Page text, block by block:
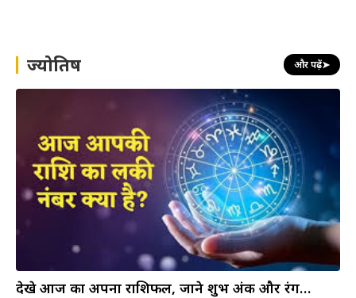
h ज्योतिष और पढ़ें➤
देखे आज का अपना राशिफल, जाने शुभ अंक और रंग…